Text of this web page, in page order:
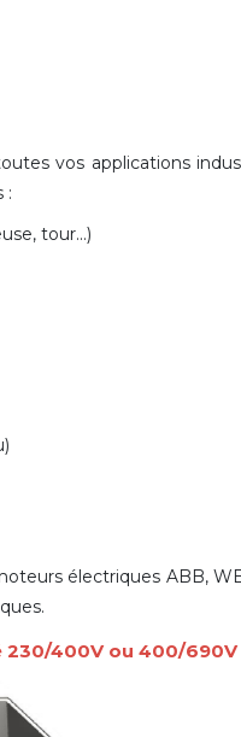
vos applications
:
tour...)
électriques ABB,
230/400V ou 400/690V